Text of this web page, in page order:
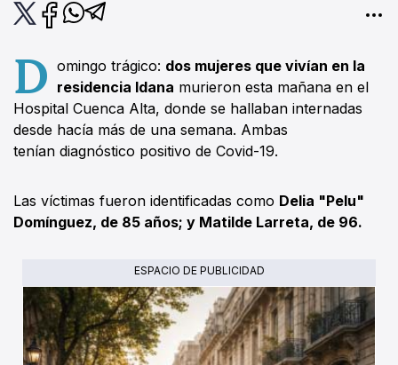
D omingo trágico: dos mujeres que vivían en la
residencia Idana murieron esta mañana en el
Hospital Cuenca Alta, donde se hallaban internadas
desde hacía más de una semana. Ambas
tenían diagnóstico positivo de Covid-19.
Las víctimas fueron identificadas como Delia "Pelu"
Domínguez, de 85 años; y Matilde Larreta, de 96.
ESPACIO DE PUBLICIDAD